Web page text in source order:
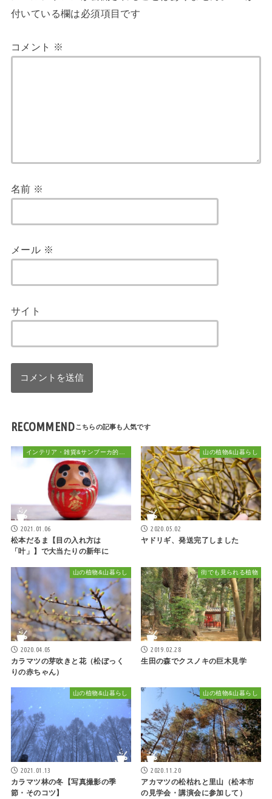
付いている欄は必須項目です
コメント ※
名前 ※
メール ※
サイト
RECOMMEND
2021.01.06
松本だるま【目の入れ方は
「叶」】で大当たりの新年に
山の植物&山暮らし
2020.05.02
ヤドリギ、発送完了しました
山の植物&山暮らし
2020.04.05
カラマツの芽吹きと花（松ぼっく
りの赤ちゃん）
街でも見られる植物
2019.02.28
生田の森でクスノキの巨木見学
山の植物&山暮らし
2021.01.13
カラマツ林の冬【写真撮影の季
節・そのコツ】
山の植物&山暮らし
2020.11.20
アカマツの松枯れと里山（松本市
の見学会・講演会に参加して）